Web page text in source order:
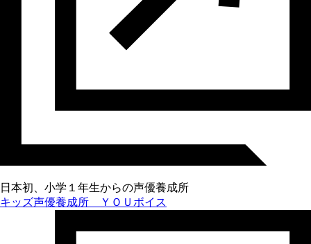
日本初、小学１年生からの声優養成所
キッズ声優養成所 ＹＯＵボイス